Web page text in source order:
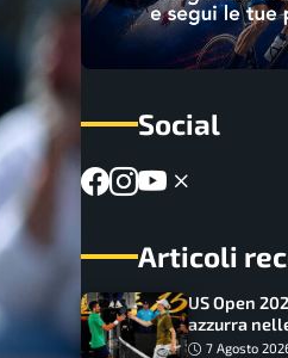
Social
Articoli
US Open
azzurra
17 italiani a
7 Agosto